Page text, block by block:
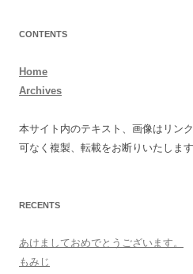
CONTENTS
Home
Archives
本サイト内のテキスト、画像はリン
可なく複製、転載をお断りいたします
RECENTS
あけましておめでとうございます。
もみじ